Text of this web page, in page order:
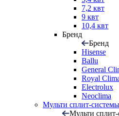
7,2 квт
9 квт
10,4 квт
Бренд
Бренд
Hisense
Ballu
General
Royal
Electrolux
Neoclima
Мульти сплит-системы
Мульти